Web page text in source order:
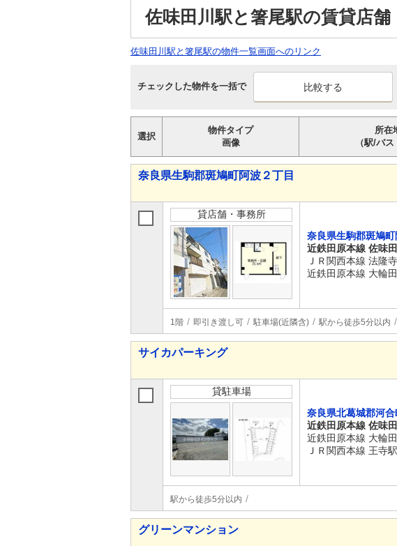
佐味田川駅と箸尾駅の賃貸店
佐味田川駅と箸尾駅の物件一覧画面へのリンク
チェックした物件を一括で
選択
物件タイプ
画像
所在
（駅/バス
奈良県生駒郡斑鳩町阿波２丁目
貸店舗・事務所
奈良県生駒郡斑鳩町
近鉄田原本線 佐味
ＪＲ関西本線 法隆
近鉄田原本線 大輪
1階 即引き渡し可 駐車場(近隣含) 駅から徒歩5分以内
サイカパーキング
貸駐車場
奈良県北葛城郡河合
近鉄田原本線 佐味
近鉄田原本線 大輪
ＪＲ関西本線 王寺
駅から徒歩5分以内
グリーンマンション